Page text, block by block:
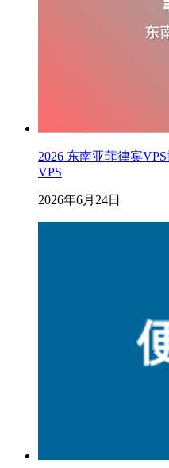
2026 东南亚菲律宾
VPS
2026年6月24日